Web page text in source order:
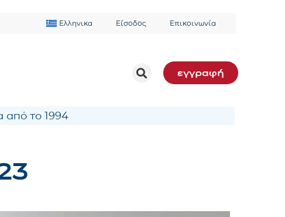
Ελληνικα Είσοδος Επικοινωνία
εγγραφή
από το 1994